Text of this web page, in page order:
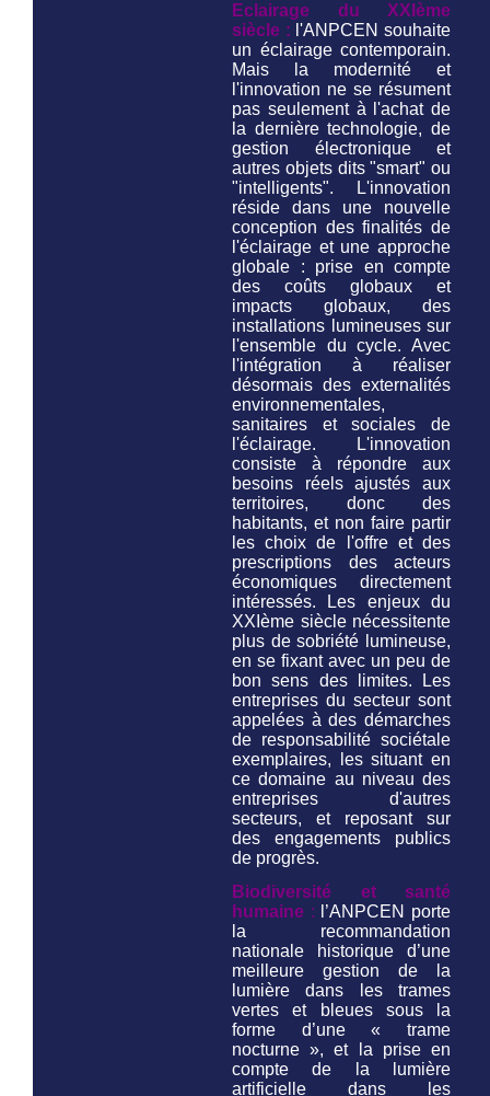
Eclairage du XXIème
siècle : l'ANPCEN souhaite
un éclairage contemporain.
Mais la modernité et
l'innovation ne se résument
pas seulement à l'achat de
la dernière technologie, de
gestion électronique et
autres objets dits "smart" ou
"intelligents". L'innovation
réside dans une nouvelle
conception des finalités de
l'éclairage et une approche
globale : prise en compte
des coûts globaux et
impacts globaux, des
installations lumineuses sur
l'ensemble du cycle. Avec
l'intégration à réaliser
désormais des externalités
environnementales,
sanitaires et sociales de
l'éclairage. L'innovation
consiste à répondre aux
besoins réels ajustés aux
territoires, donc des
habitants, et non faire partir
les choix de l'offre et des
prescriptions des acteurs
économiques directement
intéressés. Les enjeux du
XXIème siècle nécessitente
plus de sobriété lumineuse,
en se fixant avec un peu de
bon sens des limites. Les
entreprises du secteur sont
appelées à des démarches
de responsabilité sociétale
exemplaires, les situant en
ce domaine au niveau des
entreprises d'autres
secteurs, et reposant sur
des engagements publics
de progrès.
Biodiversité et santé
humaine : l’ANPCEN porte
la recommandation
nationale historique d’une
meilleure gestion de la
lumière dans les trames
vertes et bleues sous la
forme d’une « trame
nocturne », et la prise en
compte de la lumière
artificielle dans les